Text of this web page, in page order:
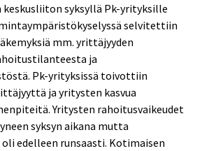
keskusliiton syksyllä Pk-yrityksille
selvitettiin
mm. yrittäjyyden
ja
Pk-yrityksissä toivottiin
ja yritysten kasvua
Yritysten rahoitusvaikeudet
syksyn aikana mutta
oli edelleen runsaasti. Kotimaisen